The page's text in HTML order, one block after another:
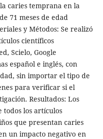
caries temprana en la
71 meses de edad
y Métodos: Se realizó
científicos
Scielo, Google
español e inglés, con
sin importar el tipo de
para verificar si el
Resultados: Los
todos los artículos
que presentan caries
un impacto negativo en